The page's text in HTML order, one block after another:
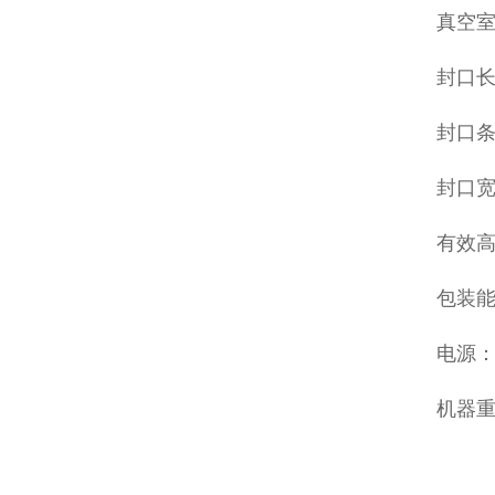
真空
封口
封口
封口
有效
包装
电源
机器